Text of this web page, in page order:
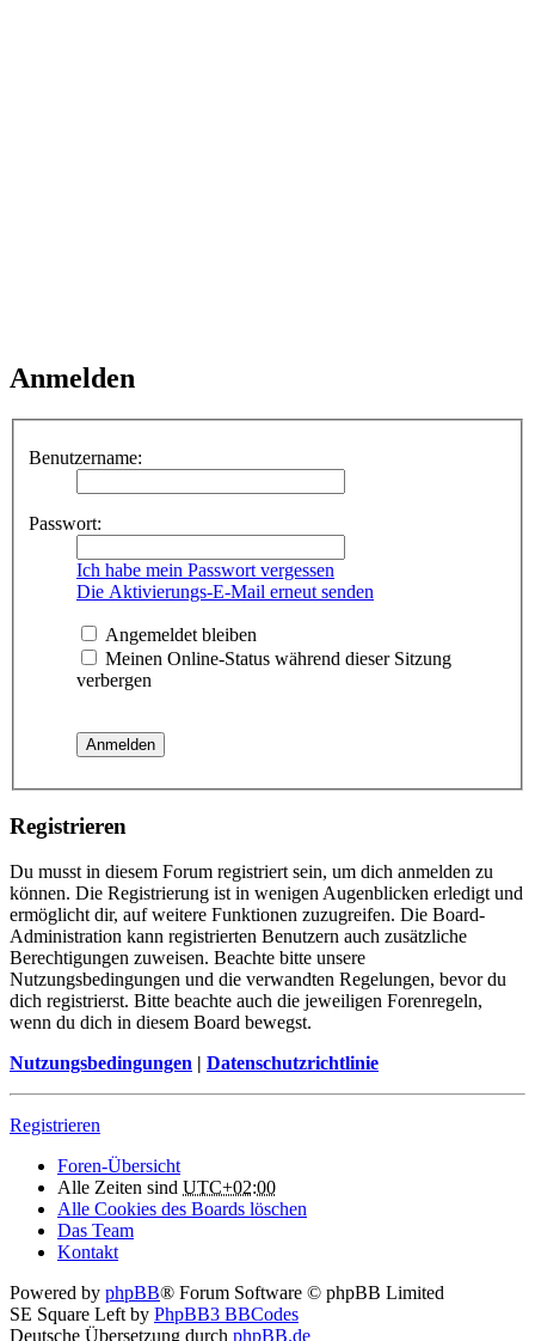
Anmelden
Benutzername:
Passwort:
Ich habe mein Passwort vergessen
Die Aktivierungs-E-Mail erneut senden
Angemeldet bleiben
Meinen Online-Status während dieser Sitzung
verbergen
Registrieren
Du musst in diesem Forum registriert sein, um dich anmelden zu
können. Die Registrierung ist in wenigen Augenblicken erledigt und
ermöglicht dir, auf weitere Funktionen zuzugreifen. Die Board-
Administration kann registrierten Benutzern auch zusätzliche
Berechtigungen zuweisen. Beachte bitte unsere
Nutzungsbedingungen und die verwandten Regelungen, bevor du
dich registrierst. Bitte beachte auch die jeweiligen Forenregeln,
wenn du dich in diesem Board bewegst.
Nutzungsbedingungen | Datenschutzrichtlinie
Registrieren
Foren-Übersicht
Alle Zeiten sind UTC+02:00
Alle Cookies des Boards löschen
Das Team
Kontakt
Powered by phpBB® Forum Software © phpBB Limited
SE Square Left by PhpBB3 BBCodes
Deutsche Übersetzung durch phpBB.de